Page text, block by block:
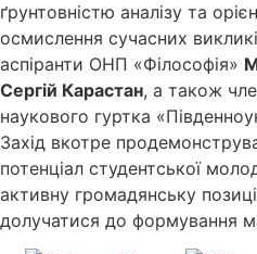
ґрунтовністю аналізу та
осмислення сучасних
аспіранти ОНП «Філософія»
Сергій Карастан, а також
наукового гуртка
Захід вкотре
потенціал студентської
активну громадянську
долучатися до формування